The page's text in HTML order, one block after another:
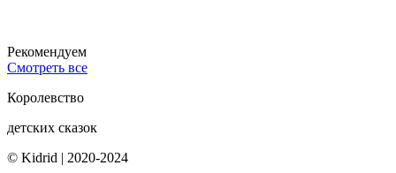
Рекомендуем
Смотреть все
Королевство
детских сказок
© Kidrid | 2020-2024